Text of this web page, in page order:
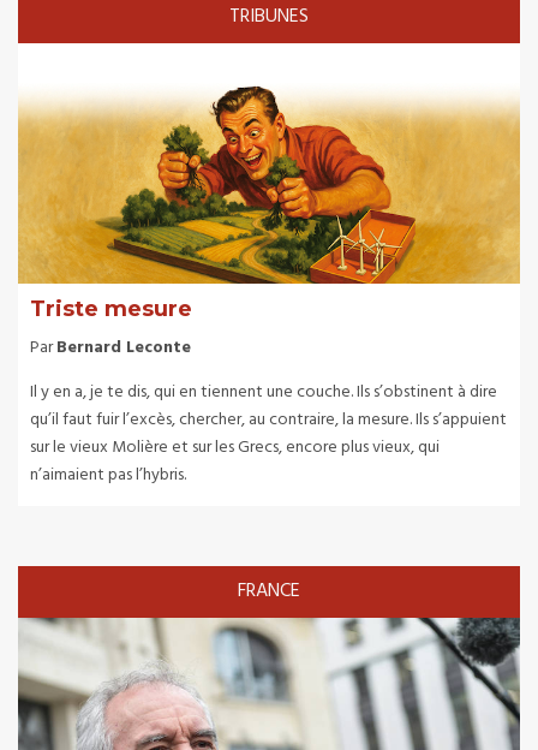
TRIBUNES
Triste mesure
ParBernard Leconte
Il y en a, je te dis, qui en tiennent une couche. Ils s’obstinent à dire
qu’il faut fuir l’excès, chercher, au contraire, la mesure. Ils s’appuient
sur le vieux Molière et sur les Grecs, encore plus vieux, qui
n’aimaient pas l’hybris.
FRANCE